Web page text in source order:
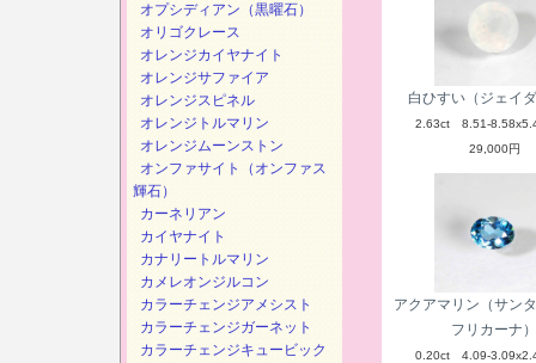
白ひすい（ジェイ
2.63ct 8.51-
29,000円
アクアマリン（サン
フリカーナ）
0.20ct 4.09-
オプシディアン（黒曜石）
オリゴクレース
オレンジカイヤナイト
オレンジサファイア
オレンジスピネル
オレンジトルマリン
オレンジムーンストン
オンファサイト（オンファス
輝石）
カーネリアン
カイヤナイト
カナリートルマリン
カメレオンジルコン
カラーチェンジアメシスト
カラーチェンジガーネット
カラーチェンジキュービック